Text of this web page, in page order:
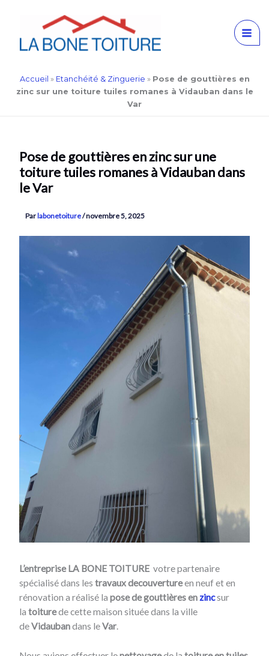
Accueil » Etanchéité & Zinguerie » Pose de gouttières en
zinc sur une toiture tuiles romanes à Vidauban dans le
Var
Pose de gouttières en zinc sur une
toiture tuiles romanes à Vidauban dans
le Var
Par labonetoiture/novembre 5, 2025
L’entreprise LA BONE TOITURE votre partenaire
spécialisé dans lestravaux decouvertureen neuf et en
rénovation a réalisé la pose de gouttières en zincsur
la toiturede cette maison située dans la ville
deVidaubandans leVar.